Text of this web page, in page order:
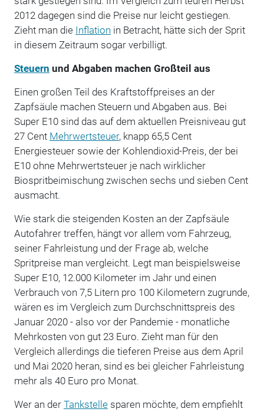
2012 dagegen sind die Preise nur leicht gestiegen.
Zieht man die Inflation in Betracht, hätte sich der Sprit
in diesem Zeitraum sogar verbilligt.
Steuern und Abgaben machen Großteil aus
Einen großen Teil des Kraftstoffpreises an der
Zapfsäule machen Steuern und Abgaben aus. Bei
Super E10 sind das auf dem aktuellen Preisniveau gut
27 Cent Mehrwertsteuer, knapp 65,5 Cent
Energiesteuer sowie der Kohlendioxid-Preis, der bei
E10 ohne Mehrwertsteuer je nach wirklicher
Biospritbeimischung zwischen sechs und sieben Cent
ausmacht.
Wie stark die steigenden Kosten an der Zapfsäule
Autofahrer treffen, hängt vor allem vom Fahrzeug,
seiner Fahrleistung und der Frage ab, welche
Spritpreise man vergleicht. Legt man beispielsweise
Super E10, 12.000 Kilometer im Jahr und einen
Verbrauch von 7,5 Litern pro 100 Kilometern zugrunde,
wären es im Vergleich zum Durchschnittspreis des
Januar 2020 - also vor der Pandemie - monatliche
Mehrkosten von gut 23 Euro. Zieht man für den
Vergleich allerdings die tieferen Preise aus dem April
und Mai 2020 heran, sind es bei gleicher Fahrleistung
mehr als 40 Euro pro Monat.
Wer an der Tankstellesparen möchte, dem empfiehlt